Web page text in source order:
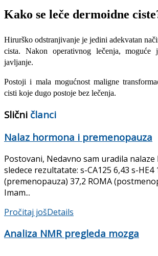
Kako se leče dermoidne
Hirurško odstranjivanje je jedini adekvatan
cista. Nakon operativnog lečenja, moguće
javljanje.
Postoji i mala mogućnost maligne
cisti koje dugo postoje bez lečenja.
Slični članci
Nalaz hormona i premenopauza
Postovani, Nedavno sam uradila
sledece rezultatate: s-CA125 6,43 s-HE4
(premenopauza) 37,2 ROMA
Imam...
Pročitaj jošDetails
Analiza NMR pregleda mozga